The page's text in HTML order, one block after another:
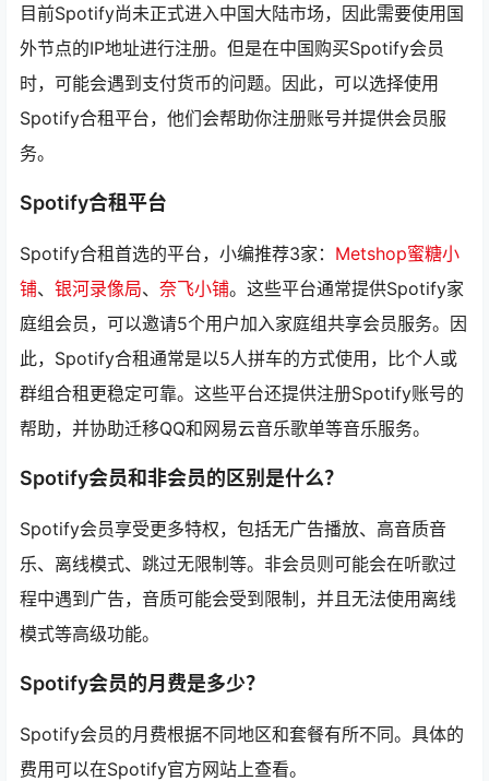
目前Spotify尚未正式进入中国大陆市场，因此需要使用国
外节点的IP地址进行注册。但是在中国购买Spotify会员
时，可能会遇到支付货币的问题。因此，可以选择使用
Spotify合租平台，他们会帮助你注册账号并提供会员服
务。
Spotify合租平台
Spotify合租首选的平台，小编推荐3家： Metshop蜜糖小
铺、 银河录像局、 奈飞小铺。这些平台通常提供Spotify家
庭组会员，可以邀请5个用户加入家庭组共享会员服务。因
此，Spotify合租通常是以5人拼车的方式使用，比个人或
群组合租更稳定可靠。这些平台还提供注册Spotify账号的
帮助，并协助迁移QQ和网易云音乐歌单等音乐服务。
Spotify会员和非会员的区别是什么？
Spotify会员享受更多特权，包括无广告播放、高音质音
乐、离线模式、跳过无限制等。非会员则可能会在听歌过
程中遇到广告，音质可能会受到限制，并且无法使用离线
模式等高级功能。
Spotify会员的月费是多少？
Spotify会员的月费根据不同地区和套餐有所不同。具体的
费用可以在Spotify官方网站上查看。